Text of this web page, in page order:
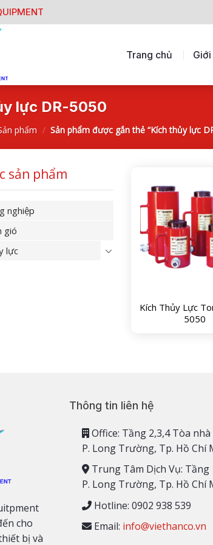
Trang chủ
lực DR-5050
phẩm / Sản phẩm được gắn thẻ “Kích thủy lực
sản phẩm
nghiệp
gió
lực
Kích Thủy Lực
5050
cho
bị và
Thông tin liên hệ
Office: Tầng 2,3,4 Tòa
P. Long Trường, Tp. Hồ Chí
Trung Tâm Dịch Vụ:
P. Long Trường, Tp. Hồ Chí
Hotline: 0902 938 539
Email: info@viethanco.vn